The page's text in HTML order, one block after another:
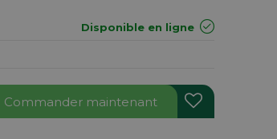
Disponible en ligne
Commander maintenant